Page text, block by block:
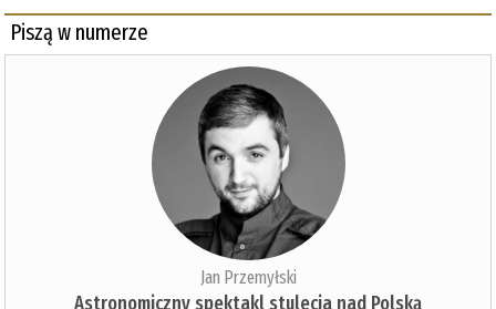
Piszą w numerze
Jan Przemyłski
Astronomiczny spektakl stulecia nad Polską